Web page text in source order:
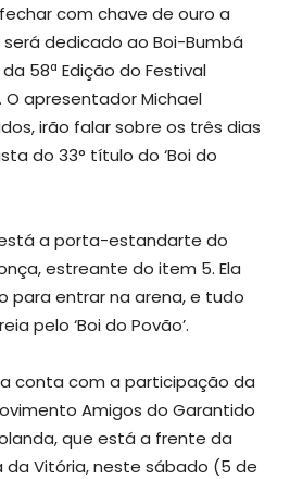
com chave de ouro a
será dedicado ao Boi-Bumbá
58ª Edição do Festival
O apresentador Michael
irão falar sobre os três dias
do 33° título do ‘Boi do
a porta-estandarte do
estreante do item 5. Ela
para entrar na arena, e tudo
pelo ‘Boi do Povão’.
conta com a participação da
Amigos do Garantido
que está a frente da
da Vitória, neste sábado (5 de